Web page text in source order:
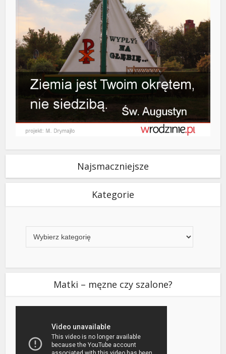
Najsmaczniejsze
Kategorie
Matki – męzne czy szalone?